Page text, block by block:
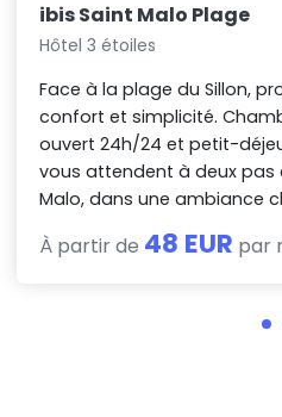
ibis Saint Malo Plage
Hôtel 3 étoiles
Face à la plage du Sillon,
confort et simplicité.
ouvert 24h/24 et petit-
vous attendent à deux
Malo, dans une ambiance
À partir de 48 EUR par